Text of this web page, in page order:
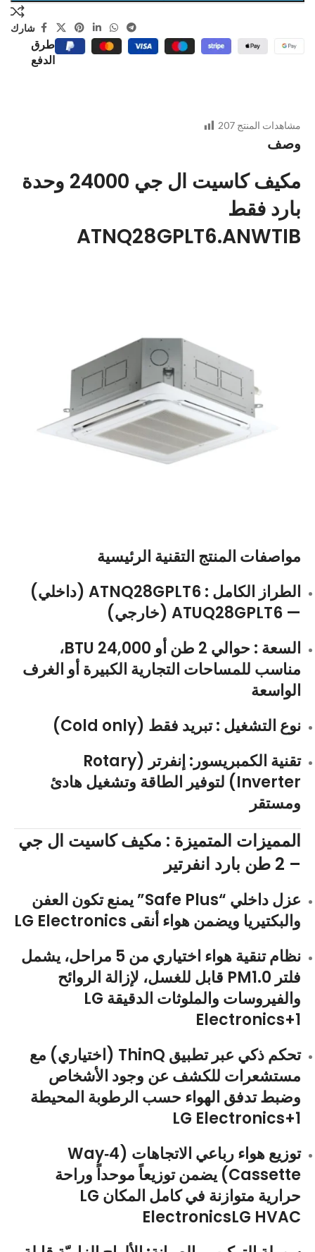
شارك
طرق
الدفع
مشاهدات المنتج 207
وصف
مكيف كاسيت ال جي 24000 وحدة
بارد فقط
ATNQ28GPLT6.ANWTIB
مواصفات المنتج التقنية الرئيسية
الطراز الكامل
: ATNQ28GPLT6 (داخلي)
— ATUQ28GPLT6 (خارجي)
السعة : حوالي 2 طن أو 24,000 BTU
،
مناسب للمساحات التجارية الكبيرة أو الغرف
الواسعة
نوع التشغيل : تبريد فقط (Cold only)
تقنية الكمبريسور
: إنفرتر (Rotary
Inverter) لتوفير الطاقة وتشغيل هادئ
ومستقر
المميزات المتميزة : مكيف كاسيت ال جي
– 2 طن بارد انفرتير
عزل داخلي “Safe Plus”
يمنع تكون العفن
والبكتيريا ويضمن هواء أنقى LG Electronics
نظام تنقية هواء اختياري من 5 مراحل
، يشمل
فلتر PM1.0 قابل للغسل، لإزالة الروائح
والفيروسات والملوثات الدقيقة LG
Electronics+1
تحكم ذكي عبر تطبيق ThinQ
(اختياري) مع
مستشعرات للكشف عن وجود الأشخاص
وضبط تدفق الهواء حسب الرطوبة المحيطة
LG Electronics+1
توزيع هواء رباعي الاتجاهات (4‑Way
Cassette) يضمن توزيعاً موحداً وراحة
حرارية متوازنة في كامل المكان LG
ElectronicsLG HVAC